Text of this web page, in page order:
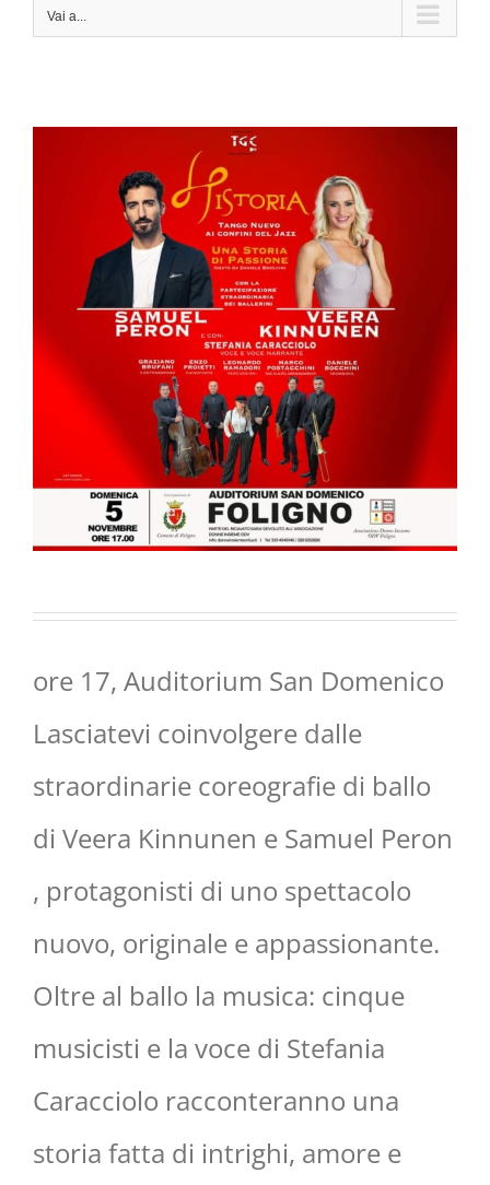
Vai a...
ore 17, Auditorium San Domenico
Lasciatevi coinvolgere dalle
straordinarie coreografie di ballo
di Veera Kinnunen e Samuel Peron
, protagonisti di uno spettacolo
nuovo, originale e appassionante.
Oltre al ballo la musica: cinque
musicisti e la voce di Stefania
Caracciolo racconteranno una
storia fatta di intrighi, amore e